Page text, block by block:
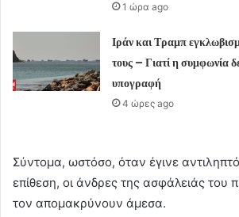
1 ώρα ago
Ιράν και Τραμπ
τους – Γιατί η συμφωνία
υπογραφή
4 ώρες ago
Σύντομα, ωστόσο, όταν έγινε αντιληπτό
επίθεση, οι άνδρες της ασφάλειάς του
τον απομακρύνουν άμεσα.